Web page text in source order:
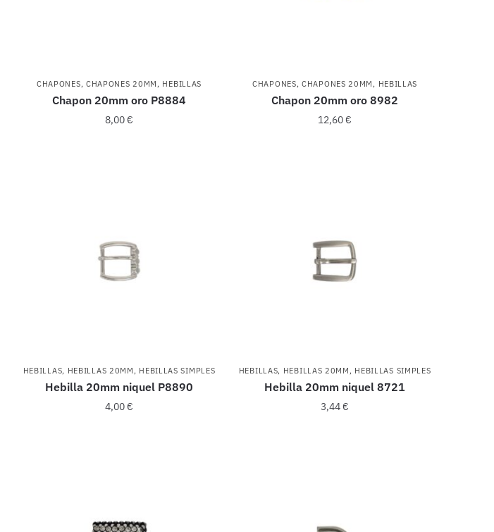
CHAPONES, CHAPONES 20MM , HEBILLAS
Chapon 20mm oro P8884
8,00€
CHAPONES,CHAPONES 20MM , HEBILLAS
Chapon 20mm oro 8982
12,60€
HEBILLAS, HEBILLAS 20MM , HEBILLAS SIMPLES
Hebilla 20mm niquel P8890
4,00€
HEBILLAS, HEBILLAS 20MM , HEBILLAS SIMPLES
Hebilla 20mm niquel 8721
3,44€